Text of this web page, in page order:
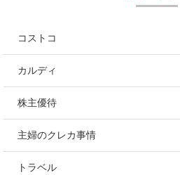
コストコ
カルディ
株主優待
主婦のクレカ事情
トラベル